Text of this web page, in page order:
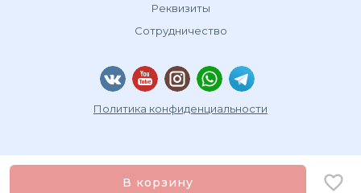
В корзину
Реквизиты
Сотрудничество
Политика конфиденциальности